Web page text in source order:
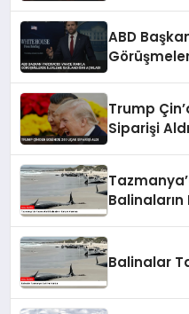
ABD
Trump
Siparişi Aldı
Balinalar